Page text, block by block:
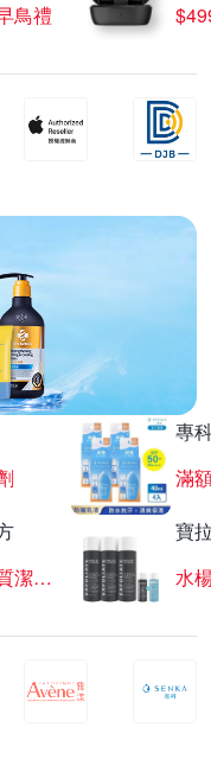
鳥禮
專
滿
雙酸角質潔膚露
寶
水